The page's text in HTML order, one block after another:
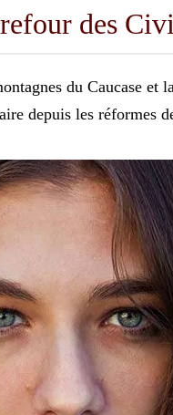
des
du Caucase
depuis les réformes